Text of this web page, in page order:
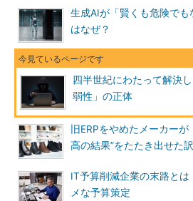
生成AIが「賢くも危険で
はなぜ？
四半世紀にわたって解決
弱性」の正体
旧ERPをやめたメーカー
高の結果”をたたき出せた訳
IT予算削減企業の末路と
メな予算策定